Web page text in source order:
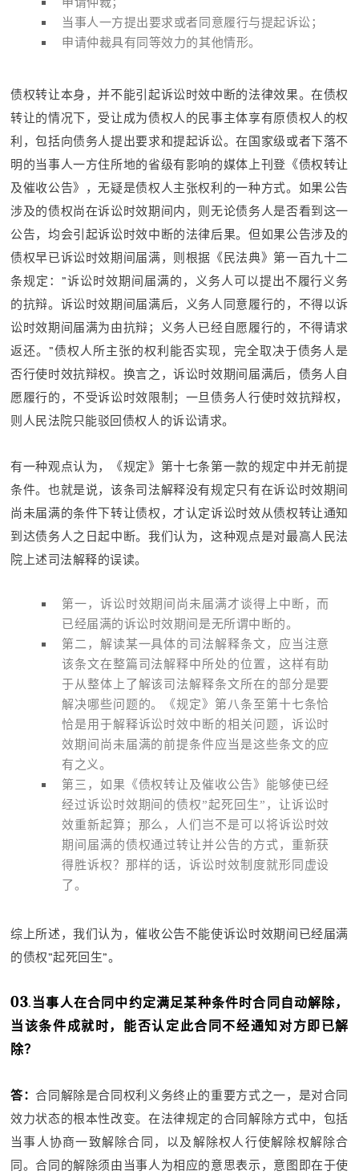
当事人一方提出要求或者同意履行与提起诉讼；
申请仲裁具有同等效力的其他情形。
债权转让本身，并不能引起诉讼时效中断的法律效果。在债权
转让的情况下，受让成为债权人的民事主体享有原债权人的权
利，包括向债务人提出要求和提起诉讼。在国家级或者下落不
明的当事人一方住所地的省级有影响的媒体上刊登《债权转让
及催收公告》，无疑是债权人主张权利的一种方式。如果公告
涉及的债权尚在诉讼时效期间内，则无论债务人是否看到这一
公告，均会引起诉讼时效中断的法律后果。但如果公告涉及的
债权早已诉讼时效期间届满，则根据《民法典》第一百九十二
条规定：”诉讼时效期间届满的，义务人可以提出不履行义务
的抗辩。诉讼时效期间届满后，义务人同意履行的，不得以诉
讼时效期间届满为由抗辩；义务人已经自愿履行的，不得请求
返还。”债权人所主张的权利能否实现，完全取决于债务人是
否行使时效抗辩权。换言之，诉讼时效期间届满后，债务人自
愿履行的，不受诉讼时效限制；一旦债务人行使时效抗辩权，
则人民法院只能驳回债权人的诉讼请求。
有一种观点认为，《规定》第十七条第一款的规定中并无前提
条件。也就是说，该条司法解释没有规定只有在诉讼时效期间
尚未届满的条件下转让债权，才认定诉讼时效从债权转让通知
到达债务人之日起中断。我们认为，这种观点是对最高人民法
院上述司法解释的误读。
第一，诉讼时效期间尚未届满才谈得上中断，而
已经届满的诉讼时效期间是无所谓中断的。
第二，解读某一具体的司法解释条文，应当注意
该条文在整篇司法解释中所处的位置，这样有助
于从整体上了解该司法解释条文所在的部分是要
解决哪些问题的。《规定》第八条至第十七条恰
恰是用于解释诉讼时效中断的相关问题，诉讼时
效期间尚未届满的前提条件应当是这些条文的应
有之义。
第三，如果《债权转让及催收公告》能够使已经
经过诉讼时效期间的债权”起死回生”，让诉讼时
效重新起算；那么，人们岂不是可以将诉讼时效
期间届满的债权通过转让并公告的方式，重新获
得胜诉权？那样的话，诉讼时效制度就形同虚设
了。
综上所述，我们认为，催收公告不能使诉讼时效期间已经届满
的债权”起死回生”。
03.当事人在合同中约定满足某种条件时合同自动解除，
当该条件成就时，能否认定此合同不经通知对方即已解
除？
答： 合同解除是合同权利义务终止的重要方式之一，是对合同
效力状态的根本性改变。在法律规定的合同解除方式中，包括
当事人协商一致解除合同，以及解除权人行使解除权解除合
同。合同的解除须由当事人为相应的意思表示，意图即在于使